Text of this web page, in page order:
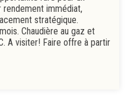
rendement immédiat,
stratégique.
Chaudière au gaz et
A visiter! Faire offre à partir